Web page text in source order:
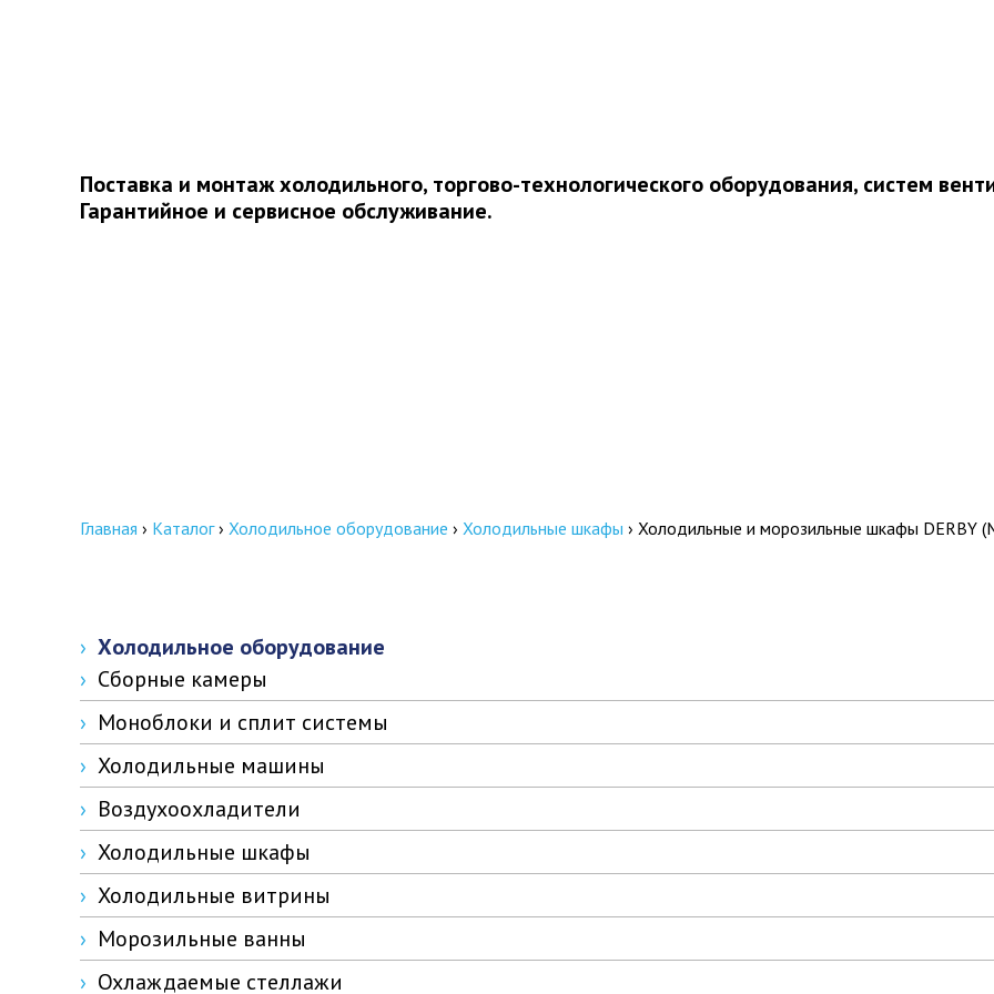
Поставка и монтаж холодильного, торгово-технологического оборудования, систем
Гарантийное и сервисное обслуживание.
Главная › Каталог› Холодильное оборудование › Холодильные шкафы › Холодильные и морозильные шкафы DERBY
Холодильное оборудование
Сборные камеры
Моноблоки и сплит системы
Холодильные машины
Воздухоохладители
Холодильные шкафы
Холодильные витрины
Морозильные ванны
Охлаждаемые стеллажи